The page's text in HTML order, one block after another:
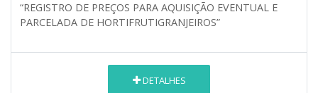
“REGISTRO DE PREÇOS PARA AQUISIÇÃO EVENTUAL E
PARCELADA DE HORTIFRUTIGRANJEIROS”
DETALHES